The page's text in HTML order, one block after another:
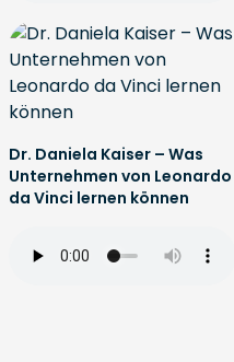
Dr. Daniela Kaiser – Was
Unternehmen von Leonardo
da Vinci lernen können